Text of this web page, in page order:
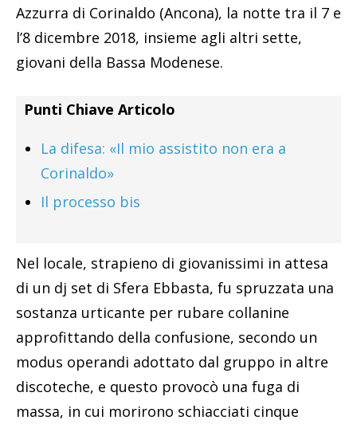
Azzurra di Corinaldo (Ancona), la notte tra il 7 e
l’8 dicembre 2018, insieme agli altri sette,
giovani della Bassa Modenese.
Punti Chiave Articolo
La difesa: «Il mio assistito non era a
Corinaldo»
Il processo bis
Nel locale, strapieno di giovanissimi in attesa
di un dj set di Sfera Ebbasta, fu spruzzata una
sostanza urticante per rubare collanine
approfittando della confusione, secondo un
modus operandi adottato dal gruppo in altre
discoteche, e questo provocò una fuga di
massa, in cui morirono schiacciati cinque